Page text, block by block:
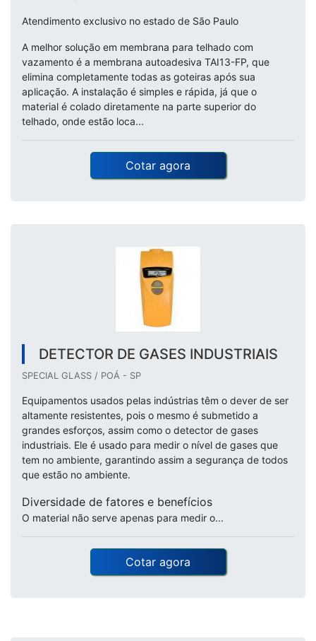
Atendimento exclusivo no estado de São Paulo
A melhor solução em membrana para telhado com
vazamento é a membrana autoadesiva TAI13-FP, que
elimina completamente todas as goteiras após sua
aplicação. A instalação é simples e rápida, já que o
material é colado diretamente na parte superior do
telhado, onde estão loca...
Cotar agora
DETECTOR DE GASES INDUSTRIAIS
SPECIAL GLASS / POÁ - SP
Equipamentos usados pelas indústrias têm o dever de ser
altamente resistentes, pois o mesmo é submetido a
grandes esforços, assim como o detector de gases
industriais. Ele é usado para medir o nível de gases que
tem no ambiente, garantindo assim a segurança de todos
que estão no ambiente.
Diversidade de fatores e benefícios
O material não serve apenas para medir o...
Cotar agora